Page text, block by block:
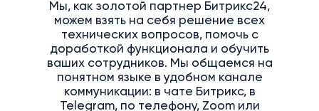
Мы, как золотой партнер Битрикс24,
можем взять на себя решение всех
технических вопросов, помочь с
доработкой функционала и обучить
ваших сотрудников. Мы общаемся на
понятном языке в удобном канале
коммуникации: в чате Битрикс, в
Telegram, по телефону, Zoom или